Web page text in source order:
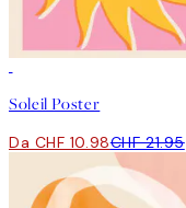
Soleil Poster
Da CHF 10.98CHF 21.95